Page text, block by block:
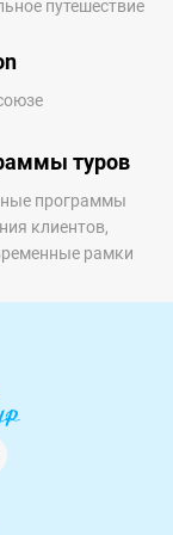
путешествие
туров
программы
клиентов,
рамки